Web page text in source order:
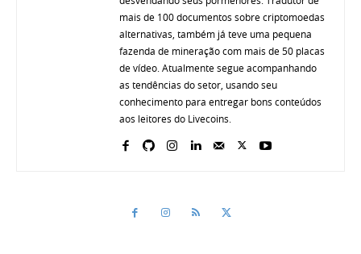
mais de 100 documentos sobre criptomoedas
alternativas, também já teve uma pequena
fazenda de mineração com mais de 50 placas
de vídeo. Atualmente segue acompanhando
as tendências do setor, usando seu
conhecimento para entregar bons conteúdos
aos leitores do Livecoins.